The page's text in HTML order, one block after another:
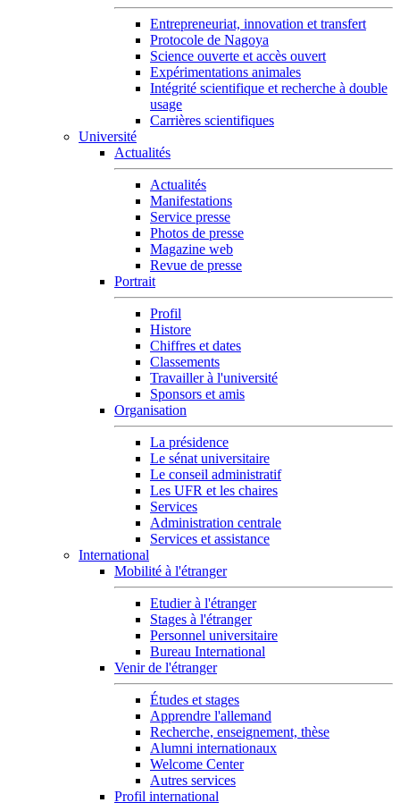
Entrepreneuriat, innovation et transfert
Protocole de Nagoya
Science ouverte et accès ouvert
Expérimentations animales
Intégrité scientifique et recherche à double
usage
Carrières scientifiques
Université
Actualités
Actualités
Manifestations
Service presse
Photos de presse
Magazine web
Revue de presse
Portrait
Profil
Histore
Chiffres et dates
Classements
Travailler à l'université
Sponsors et amis
Organisation
La présidence
Le sénat universitaire
Le conseil administratif
Les UFR et les chaires
Services
Administration centrale
Services et assistance
International
Mobilité à l'étranger
Etudier à l'étranger
Stages à l'étranger
Personnel universitaire
Bureau International
Venir de l'étranger
Études et stages
Apprendre l'allemand
Recherche, enseignement, thèse
Alumni internationaux
Welcome Center
Autres services
Profil international